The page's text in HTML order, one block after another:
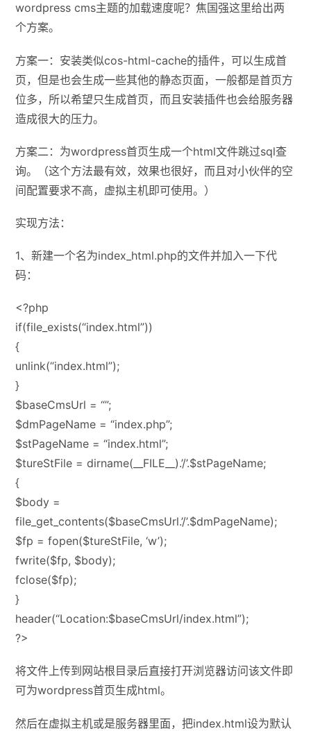
wordpress cms主题的加载速度呢？焦国强这里给出两
个方案。
方案一：安装类似cos-html-cache的插件，可以生成首
页，但是也会生成一些其他的静态页面，一般都是首页方
位多，所以希望只生成首页，而且安装插件也会给服务器
造成很大的压力。
方案二：为wordpress首页生成一个html文件跳过sql查
询。（这个方法最有效，效果也很好，而且对小伙伴的空
间配置要求不高，虚拟主机即可使用。）
实现方法：
1、新建一个名为index_html.php的文件并加入一下代
码：
<?php
if(file_exists(“index.html”))
{
unlink(“index.html”);
}
$baseCmsUrl = “”;
$dmPageName = “index.php”;
$stPageName = “index.html”;
$tureStFile = dirname(__FILE__).’/’.$stPageName;
{
$body =
file_get_contents($baseCmsUrl.’/’.$dmPageName);
$fp = fopen($tureStFile, ‘w’);
fwrite($fp, $body);
fclose($fp);
}
header(“Location:$baseCmsUrl/index.html”);
?>
将文件上传到网站根目录后直接打开浏览器访问该文件即
可为wordpress首页生成html。
然后在虚拟主机或是服务器里面，把index.html设为默认